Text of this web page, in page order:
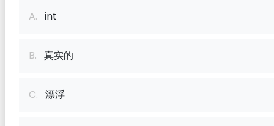
A. int
B. 真实的
C. 漂浮